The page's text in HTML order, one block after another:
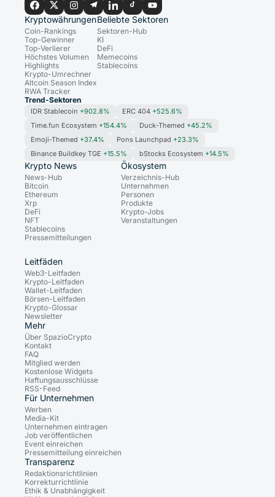
Kryptowährungen
Coin-Rankings
Top-Gewinner
Top-Verlierer
Höchstes Volumen
Highlights
Krypto-Umrechner
Altcoin Season Index
RWA Tracker
Beliebte Sektoren
Sektoren-Hub
KI
DeFi
Memecoins
Stablecoins
Trend-Sektoren
IDR Stablecoin +902.8% ERC 404 +525.6%
Time.fun Ecosystem +154.4% Duck-Themed +45.2%
Emoji-Themed +37.4% Pons Launchpad +23.3%
Binance Buildkey TGE +15.5% bStocks Ecosystem +14.5%
Krypto News
News-Hub
Bitcoin
Ethereum
Xrp
DeFi
NFT
Stablecoins
Pressemitteilungen
Ökosystem
Verzeichnis-Hub
Unternehmen
Personen
Produkte
Krypto-Jobs
Veranstaltungen
Leitfäden
Web3-Leitfaden
Krypto-Leitfaden
Wallet-Leitfaden
Börsen-Leitfaden
Krypto-Glossar
Newsletter
Mehr
Über SpazioCrypto
Kontakt
FAQ
Mitglied werden
Kostenlose Widgets
Haftungsausschlüsse
RSS-Feed
Für Unternehmen
Werben
Media-Kit
Unternehmen eintragen
Job veröffentlichen
Event einreichen
Pressemitteilung einreichen
Transparenz
Redaktionsrichtlinien
Korrekturrichtlinie
Ethik & Unabhängigkeit